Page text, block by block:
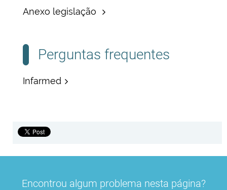
Anexo legislação
Perguntas frequentes
Infarmed
Encontrou algum problema nesta página?